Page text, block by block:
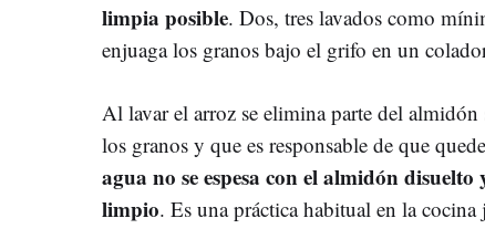
limpia posible. Dos, tres lavados como
enjuaga los granos bajo el grifo en un
Al lavar el arroz se elimina parte del
los granos y que es responsable de que
agua no se espesa con el almidón
limpio. Es una práctica habitual en la